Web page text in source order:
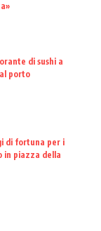
di sushi a
porto
di fortuna per i
in piazza della